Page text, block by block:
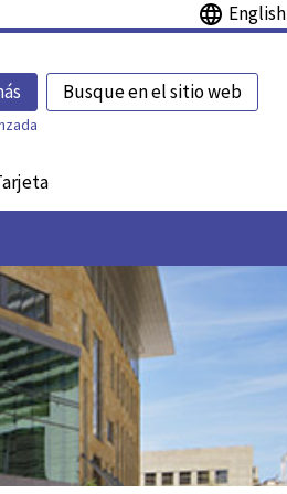
English
Busque en el sitio web